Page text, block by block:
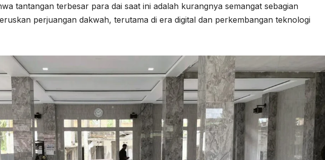
tantangan terbesar para dai saat ini adalah kurangnya semangat sebagian
perjuangan dakwah, terutama di era digital dan perkembangan teknologi